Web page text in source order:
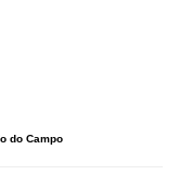
do Campo